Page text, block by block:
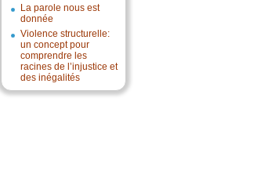
La parole nous est
donnée
Violence structurelle:
un concept pour
comprendre les
racines de l’injustice et
des inégalités